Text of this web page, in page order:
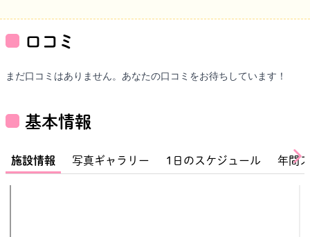
口コミ
まだ口コミはありません。あなたの口コミをお待ちしています！
基本情報
施設情報 写真ギャラリー 1日のスケジュール 年間